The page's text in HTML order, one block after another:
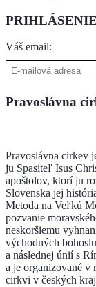
Váš email:
Pravoslávna
Pravoslávna cirkev
ju Spasiteľ Isus
apoštolov, ktorí ju
Slovenska jej
Metoda na Veľkú
pozvanie
neskoršiemu
východných
a následnej únií s
a je organizované v
cirkvi v českých